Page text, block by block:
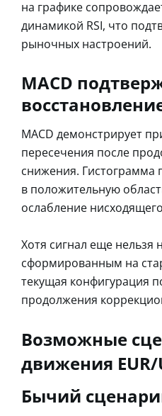
на графике
динамикой RSI, что
рыночных настроений.
MACD
MACD демонстрирует
пересечения после
снижения. Гистограмма
в положительную
ослабление
Хотя сигнал еще нельзя
сформированным на
текущая конфигурация
продолжения
Возможные
движения
Бычий